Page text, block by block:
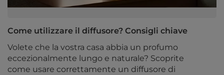
Come utilizzare il diffusore? Consigli chiave
Volete che la vostra casa abbia un profumo
eccezionalmente lungo e naturale? Scoprite
come usare correttamente un diffusore di